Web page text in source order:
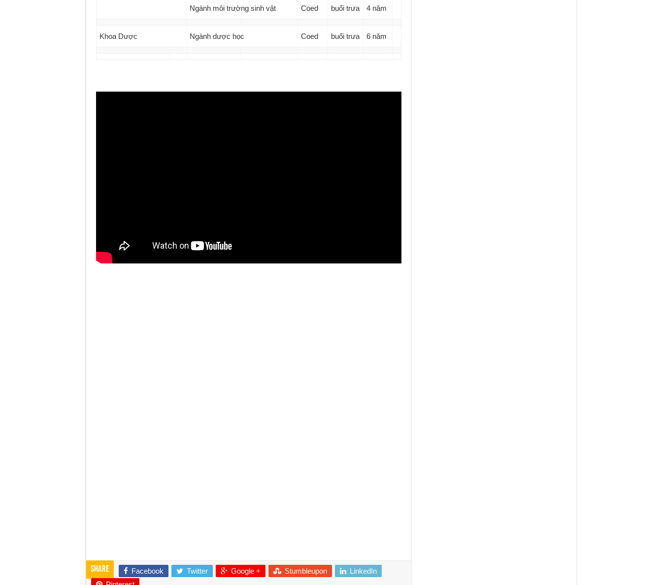
Ngành môi trường sinh vật Coed buổi trưa 4 năm
Khoa Dược Ngành dược học Coed buổi trưa 6 năm
Share Facebook Twitter Google + Stumbleupon
LinkedIn